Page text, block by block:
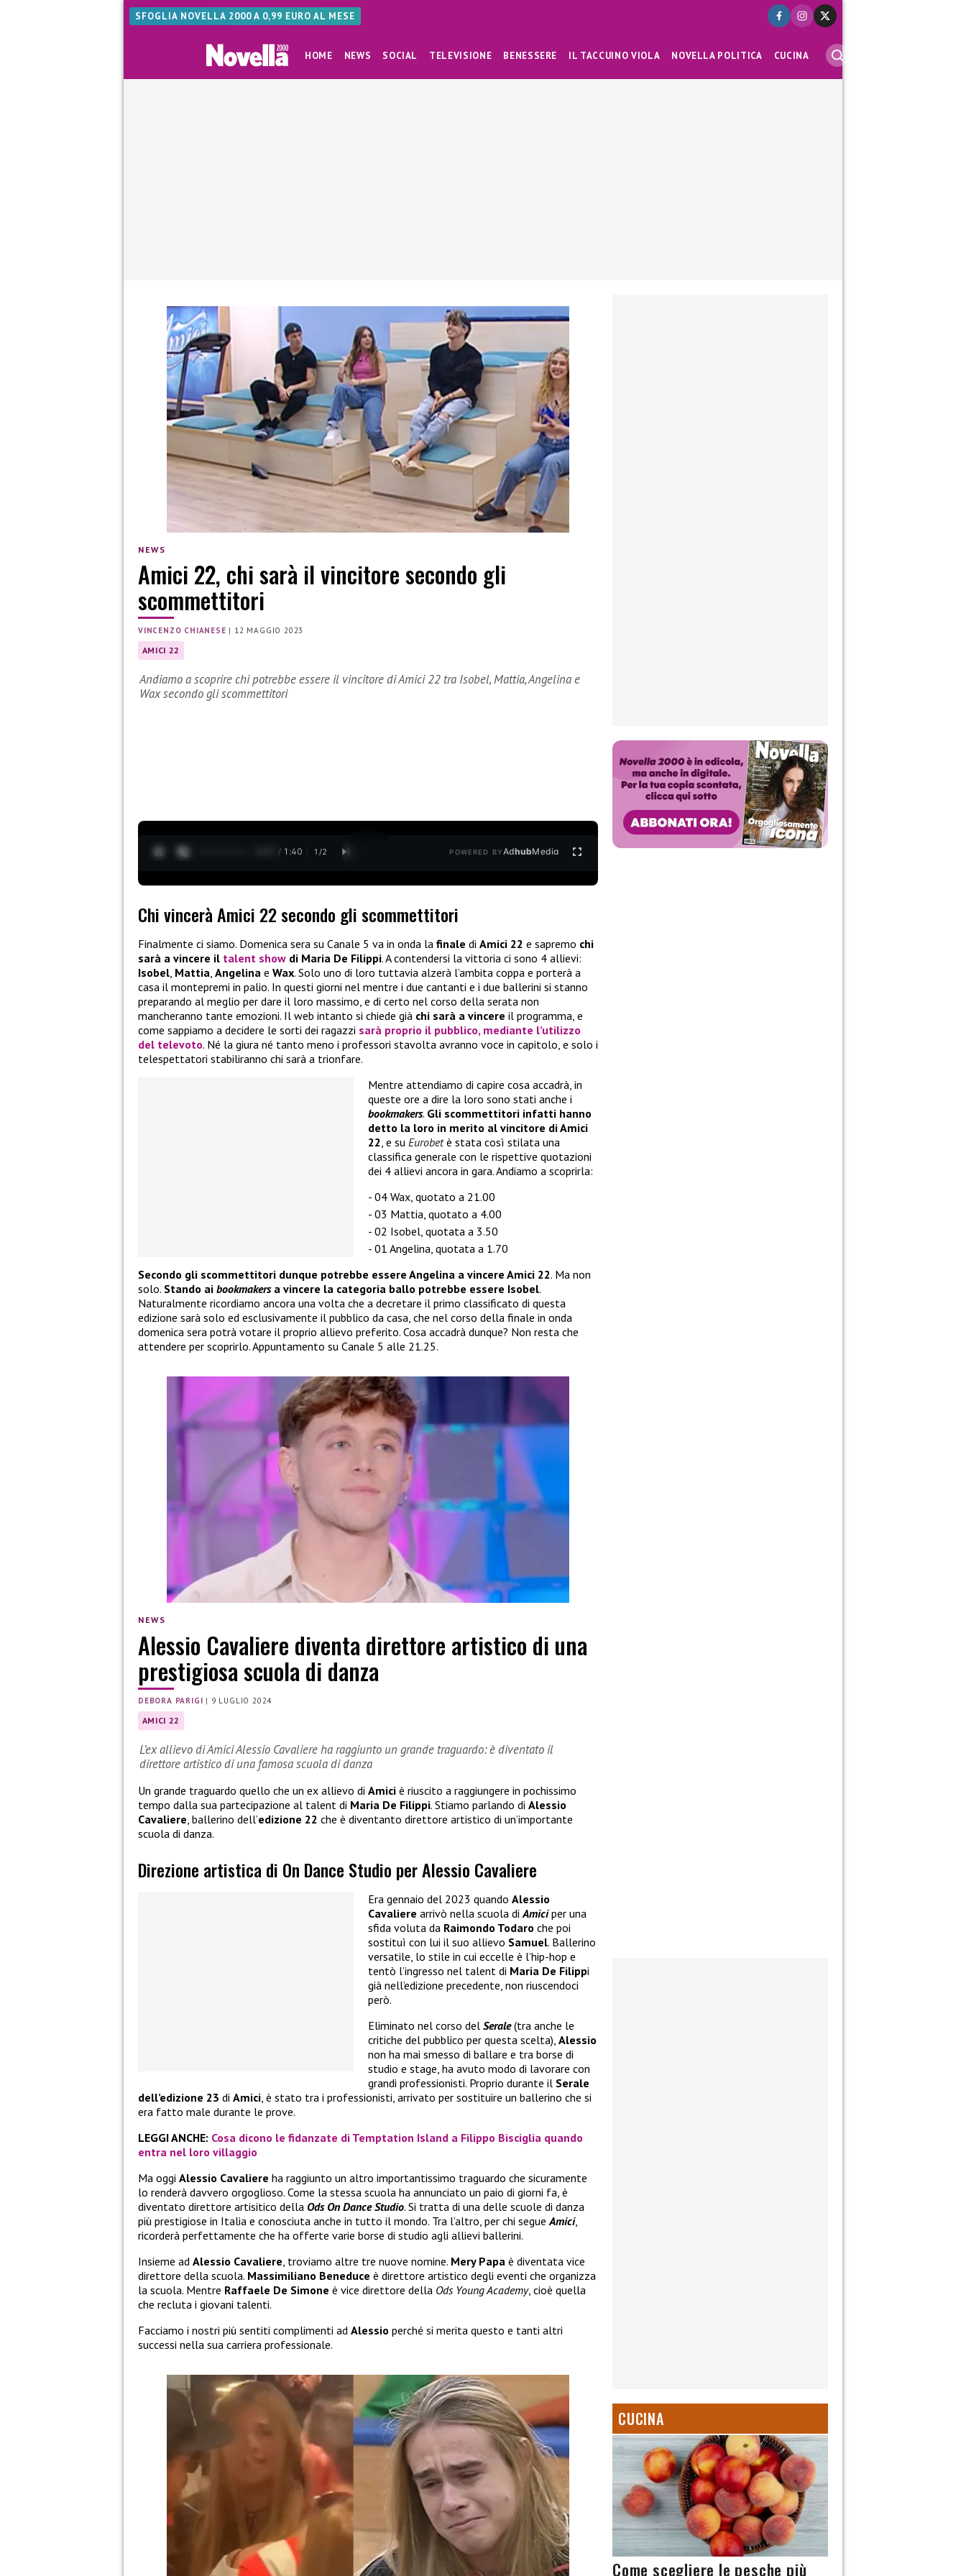
SFOGLIA NOVELLA 2000 A 0,99 EURO AL MESE
HOME NEWS SOCIAL TELEVISIONE BENESSERE IL TACCUINO VIOLA NOVELLA POLITICA CUCINA
NEWS
Amici 22, chi sarà il vincitore secondo gli
scommettitori
VINCENZO CHIANESE | 12 MAGGIO 2023
AMICI 22
Andiamo a scoprire chi potrebbe essere il vincitore di Amici 22 tra Isobel, Mattia, Angelina e
Wax secondo gli scommettitori
0:28 / 1:40 1 /2 POWERED BYAdhubMedia
Chi vincerà Amici 22 secondo gli scommettitori
Finalmente ci siamo. Domenica sera su Canale 5 va in onda la finale di Amici 22 e sapremo chi
sarà a vincere il talent show di Maria De Filippi. A contendersi la vittoria ci sono 4 allievi:
Isobel, Mattia, Angelina e Wax. Solo uno di loro tuttavia alzerà l’ambita coppa e porterà a
casa il montepremi in palio. In questi giorni nel mentre i due cantanti e i due ballerini si stanno
preparando al meglio per dare il loro massimo, e di certo nel corso della serata non
mancheranno tante emozioni. Il web intanto si chiede già chi sarà a vincere il programma, e
come sappiamo a decidere le sorti dei ragazzi sarà proprio il pubblico, mediante l’utilizzo
del televoto. Né la giura né tanto meno i professori stavolta avranno voce in capitolo, e solo i
telespettatori stabiliranno chi sarà a trionfare.
Mentre attendiamo di capire cosa accadrà, in
queste ore a dire la loro sono stati anche i
bookmakers. Gli scommettitori infatti hanno
detto la loro in merito al vincitore di Amici
22, e su Eurobetè stata così stilata una
classifica generale con le rispettive quotazioni
dei 4 allievi ancora in gara. Andiamo a scoprirla:
04 Wax, quotato a 21.00
03 Mattia, quotato a 4.00
02 Isobel, quotata a 3.50
01 Angelina, quotata a 1.70
Secondo gli scommettitori dunque potrebbe essere Angelina a vincere Amici 22. Ma non
solo. Stando ai bookmakersa vincere la categoria ballo potrebbe essere Isobel.
Naturalmente ricordiamo ancora una volta che a decretare il primo classificato di questa
edizione sarà solo ed esclusivamente il pubblico da casa, che nel corso della finale in onda
domenica sera potrà votare il proprio allievo preferito. Cosa accadrà dunque? Non resta che
attendere per scoprirlo. Appuntamento su Canale 5 alle 21.25.
NEWS
Alessio Cavaliere diventa direttore artistico di una
prestigiosa scuola di danza
DEBORA PARIGI | 9 LUGLIO 2024
AMICI 22
L’ex allievo di Amici Alessio Cavaliere ha raggiunto un grande traguardo: è diventato il
direttore artistico di una famosa scuola di danza
Un grande traguardo quello che un ex allievo di Amici è riuscito a raggiungere in pochissimo
tempo dalla sua partecipazione al talent di Maria De Filippi. Stiamo parlando di Alessio
Cavaliere, ballerino dell’edizione 22 che è diventanto direttore artistico di un’importante
scuola di danza.
Direzione artistica di On Dance Studio per Alessio Cavaliere
Era gennaio del 2023 quando Alessio
Cavaliere arrivò nella scuola diAmiciper una
sfida voluta da Raimondo Todaro che poi
sostituì con lui il suo allievo Samuel. Ballerino
versatile, lo stile in cui eccelle è l’hip-hop e
tentò l’ingresso nel talent di Maria De Filippi
già nell’edizione precedente, non riuscendoci
però.
Eliminato nel corso del Serale(tra anche le
critiche del pubblico per questa scelta), Alessio
non ha mai smesso di ballare e tra borse di
studio e stage, ha avuto modo di lavorare con
grandi professionisti. Proprio durante il Serale
dell’edizione 23 di Amici, è stato tra i professionisti, arrivato per sostituire un ballerino che si
era fatto male durante le prove.
LEGGI ANCHE: Cosa dicono le fidanzate di Temptation Island a Filippo Bisciglia quando
entra nel loro villaggio
Ma oggi Alessio Cavaliere ha raggiunto un altro importantissimo traguardo che sicuramente
lo renderà davvero orgoglioso. Come la stessa scuola ha annunciato un paio di giorni fa, è
diventato direttore artisitico della Ods On Dance Studio. Si tratta di una delle scuole di danza
più prestigiose in Italia e conosciuta anche in tutto il mondo. Tra l’altro, per chi segueAmici,
ricorderà perfettamente che ha offerte varie borse di studio agli allievi ballerini.
Insieme ad Alessio Cavaliere, troviamo altre tre nuove nomine. Mery Papa è diventata vice
direttore della scuola. Massimiliano Beneduce è direttore artistico degli eventi che organizza
la scuola. Mentre Raffaele De Simone è vice direttore della Ods Young Academy, cioè quella
che recluta i giovani talenti.
Facciamo i nostri più sentiti complimenti ad Alessio perché si merita questo e tanti altri
successi nella sua carriera professionale.
CUCINA
Come scegliere le pesche più